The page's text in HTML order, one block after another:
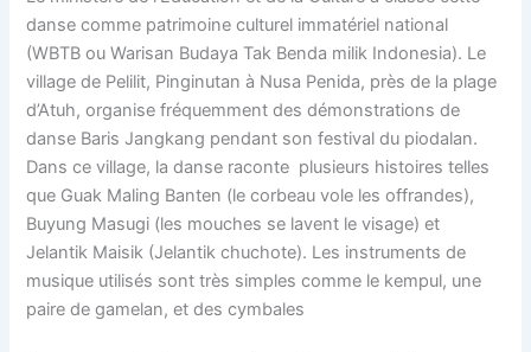
danse comme patrimoine culturel immatériel national
(WBTB ou Warisan Budaya Tak Benda milik Indonesia). Le
village de Pelilit, Pinginutan à Nusa Penida, près de la plage
d’Atuh, organise fréquemment des démonstrations de
danse Baris Jangkang pendant son festival du piodalan.
Dans ce village, la danse raconte plusieurs histoires telles
que Guak Maling Banten (le corbeau vole les offrandes),
Buyung Masugi (les mouches se lavent le visage) et
Jelantik Maisik (Jelantik chuchote). Les instruments de
musique utilisés sont très simples comme le kempul, une
paire de gamelan, et des cymbales